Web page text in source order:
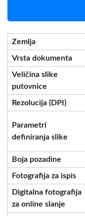
Zemlja
Vrsta dokumenta
Veličina slike
putovnice
Rezolucija (DPI)
Parametri
definiranja slike
Boja pozadine
Fotografija za ispis
Digitalna fotografija
za online slanje